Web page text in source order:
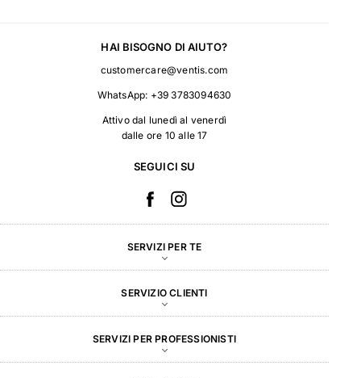
HAI BISOGNO DI AIUTO?
customercare@ventis.com
WhatsApp: +39 3783094630
Attivo dal lunedì al venerdì
dalle ore 10 alle 17
SEGUICI SU
SERVIZI PER TE
SERVIZIO CLIENTI
SERVIZI PER PROFESSIONISTI